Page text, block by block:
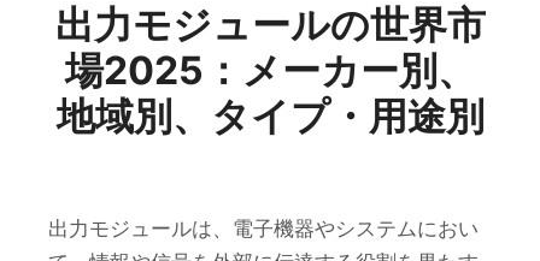
出力モジュールの世界市
場2025：メーカー別、
地域別、タイプ・用途別
出力モジュールは、電子機器やシステムにおい